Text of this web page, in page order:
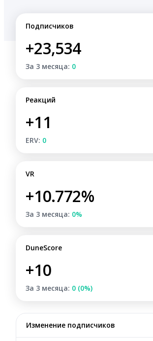
Подписчиков
+23,534
За 3 месяца: 0
Реакций
+11
ERV: 0
VR
+10.772%
За 3 месяца: 0%
DuneScore
+10
За 3 месяца: 0 (0%)
Изменение подписчиков